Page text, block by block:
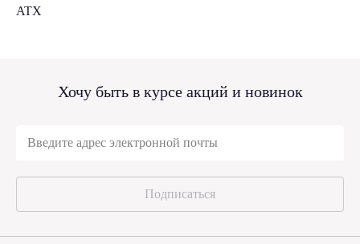
ATX
Хочу быть в курсе акций и новинок
Подписаться